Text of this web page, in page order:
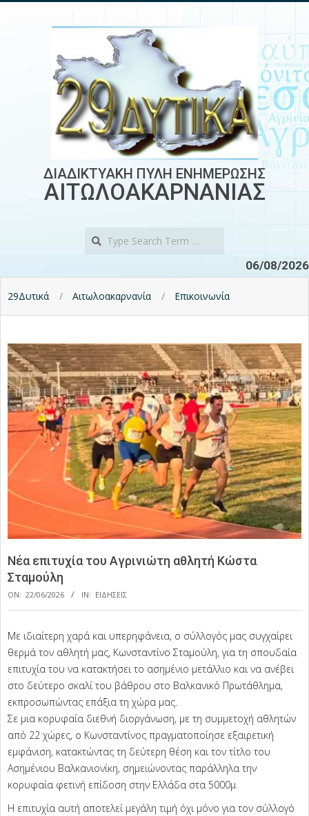
ΔΙΑΔΙΚΤΥΑΚΗ ΠΥΛΗ ΕΝΗΜΕΡΩΣΗΣ
ΑΙΤΩΛΟΑΚΑΡΝΑΝΙΑΣ
06/08/2026
29Δυτικά Αιτωλοακαρνανία Επικοινωνία
Νέα επιτυχία του Αγρινιώτη αθλητή Κώστα
Σταμούλη
ON: 22/06/2026 IN: ΕΙΔΗΣΕΙΣ
Με ιδιαίτερη χαρά και υπερηφάνεια, ο σύλλογός μας συγχαίρει
θερμά τον αθλητή μας, Κωνσταντίνο Σταμούλη, για τη σπουδαία
επιτυχία του να κατακτήσει το ασημένιο μετάλλιο και να ανέβει
στο δεύτερο σκαλί του βάθρου στο Βαλκανικό Πρωτάθλημα,
εκπροσωπώντας επάξια τη χώρα μας.
Σε μια κορυφαία διεθνή διοργάνωση, με τη συμμετοχή αθλητών
από 22 χώρες, ο Κωνσταντίνος πραγματοποίησε εξαιρετική
εμφάνιση, κατακτώντας τη δεύτερη θέση και τον τίτλο του
Ασημένιου Βαλκανιονίκη, σημειώνοντας παράλληλα την
κορυφαία φετινή επίδοση στην Ελλάδα στα 5000μ.
Η επιτυχία αυτή αποτελεί μεγάλη τιμή όχι μόνο για τον σύλλογό